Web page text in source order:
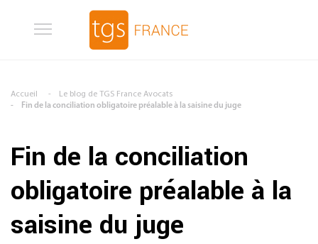
Accueil
Le blog de TGS France Avocats
Fin de la conciliation obligatoire préalable à la saisine du juge
Fin de la conciliation
obligatoire préalable à la
saisine du juge